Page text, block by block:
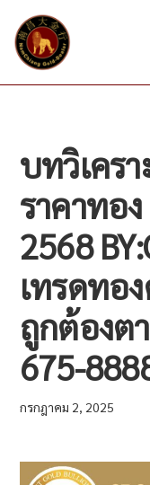
บทวิเคร
ราคาทอ
2568
เทรดทอ
ถูกต้องต
675-
กรกฎาคม 2, 2025